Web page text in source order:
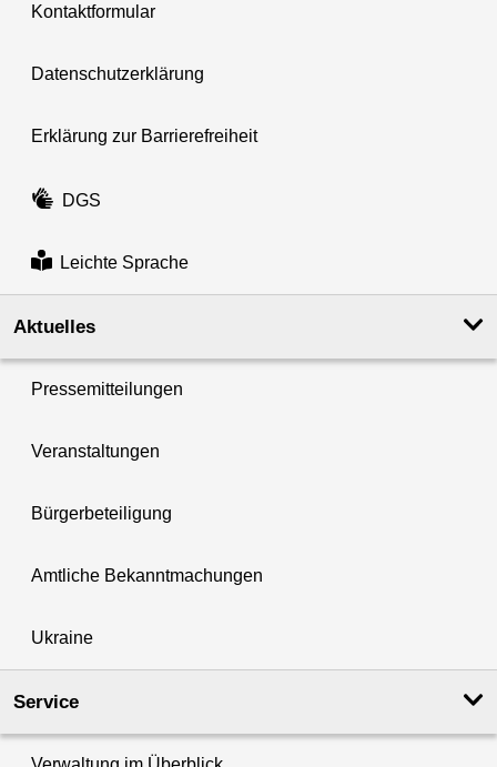
Kontaktformular
Datenschutzerklärung
Erklärung zur Barrierefreiheit
DGS
Leichte Sprache
Aktuelles
Pressemitteilungen
Veranstaltungen
Bürgerbeteiligung
Amtliche Bekanntmachungen
Ukraine
Service